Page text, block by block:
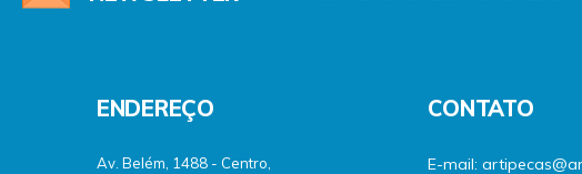
ENDEREÇO
Av. Belém, 1488 - Centro,
CONTATO
E-mail: